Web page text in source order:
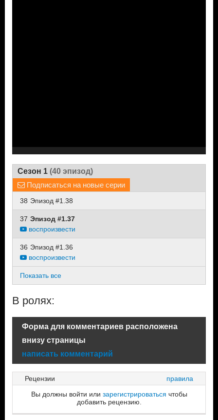
Сезон 1 (40 эпизод)
Подписаться на новые серии
38 Эпизод #1.38
37 Эпизод #1.37
воспроизвести
36 Эпизод #1.36
воспроизвести
Показать все
В ролях:
Форма для комментариев расположена
внизу страницы
написать комментарий
Рецензии
правила
Вы должны войти или зарегистрироваться чтобы
добавить рецензию.